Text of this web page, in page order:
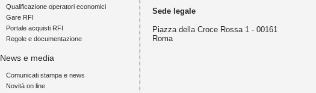
Qualificazione operatori economici
Gare RFI
Portale acquisti RFI
Regole e documentazione
News e media
Comunicati stampa e news
Novità on line
Sede legale
Piazza della Croce Rossa 1 - 00161
Roma